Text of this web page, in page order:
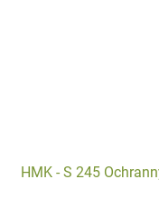
HMK - S 245